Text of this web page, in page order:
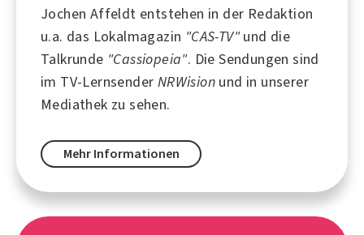
Jochen Affeldt entstehen in der Redaktion
u.a. das Lokalmagazin "CAS-TV"und die
Talkrunde "Cassiopeia". Die Sendungen sind
im TV-Lernsender NRWision und in unserer
Mediathek zu sehen.
Mehr Informationen